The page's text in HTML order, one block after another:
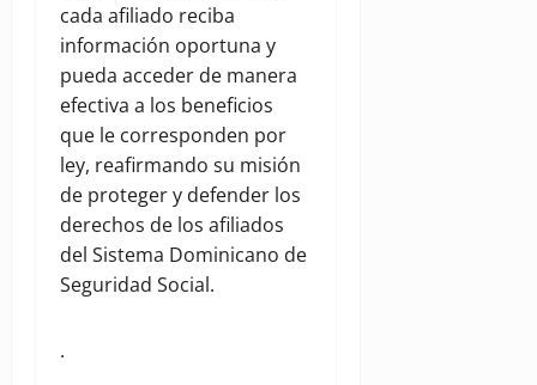
cada afiliado reciba
información oportuna y
pueda acceder de manera
efectiva a los beneficios
que le corresponden por
ley, reafirmando su misión
de proteger y defender los
derechos de los afiliados
del Sistema Dominicano de
Seguridad Social.
.